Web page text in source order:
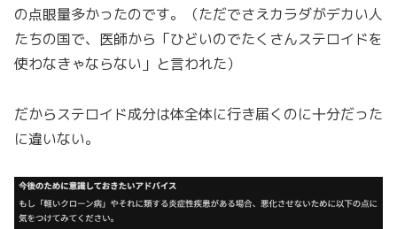
の点眼量多かったのです。（ただでさえカラダがデカい人
たちの国で、医師から「ひどいのでたくさんステロイドを
使わなきゃならない」と言われた）
だからステロイド成分は体全体に行き届くのに十分だった
に違いない。